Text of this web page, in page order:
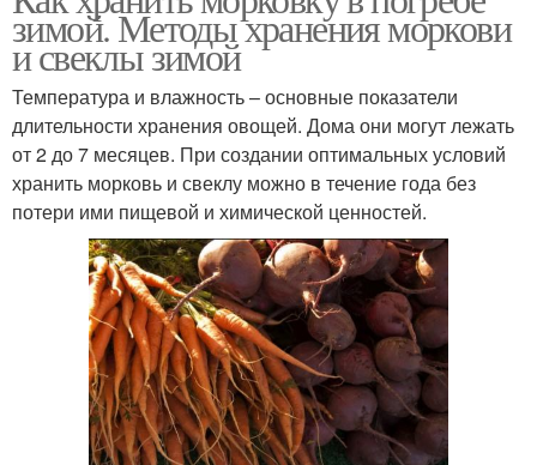
зимой. Методы хранения моркови
и свеклы зимой
Температура и влажность – основные показатели
длительности хранения овощей. Дома они могут лежать
от 2 до 7 месяцев. При создании оптимальных условий
хранить морковь и свеклу можно в течение года без
потери ими пищевой и химической ценностей.